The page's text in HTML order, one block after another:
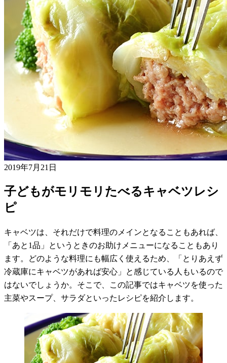
2019年7月21日
子どもがモリモリたべるキャベツレシ
ピ
キャベツは、それだけで料理のメインとなることもあれば、
「あと1品」というときのお助けメニューになることもあり
ます。どのような料理にも幅広く使えるため、「とりあえず
冷蔵庫にキャベツがあれば安心」と感じている人もいるので
はないでしょうか。そこで、この記事ではキャベツを使った
主菜やスープ、サラダといったレシピを紹介します。